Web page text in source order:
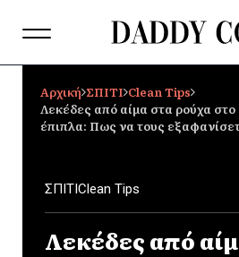
Αρχική ΣΠΙΤΙ Clean Tips
Λεκέδες από αίμα στα ρούχα
έπιπλα: Πως να τους
ΣΠΙΤΙClean Tips
Λεκέδες από